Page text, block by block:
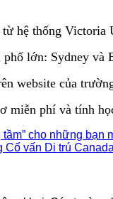
từ hệ thống Victoria
lớn: Sydney và
website của
miễn phí và tính
cho những
vấn Di trú